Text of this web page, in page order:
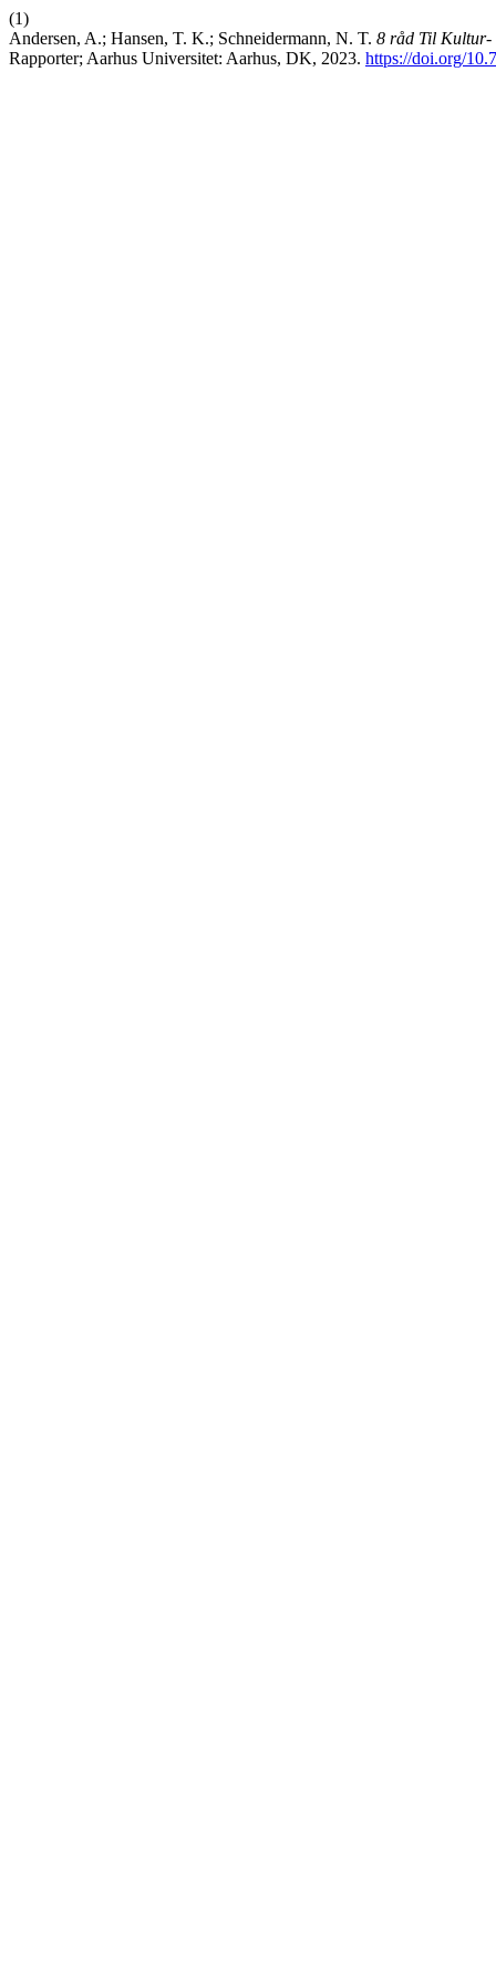
(1)
Andersen, A.; Hansen, T. K.; Schneidermann, N. T. 8 råd Til Kultur-
Rapporter; Aarhus Universitet: Aarhus, DK, 2023. https://doi.org/